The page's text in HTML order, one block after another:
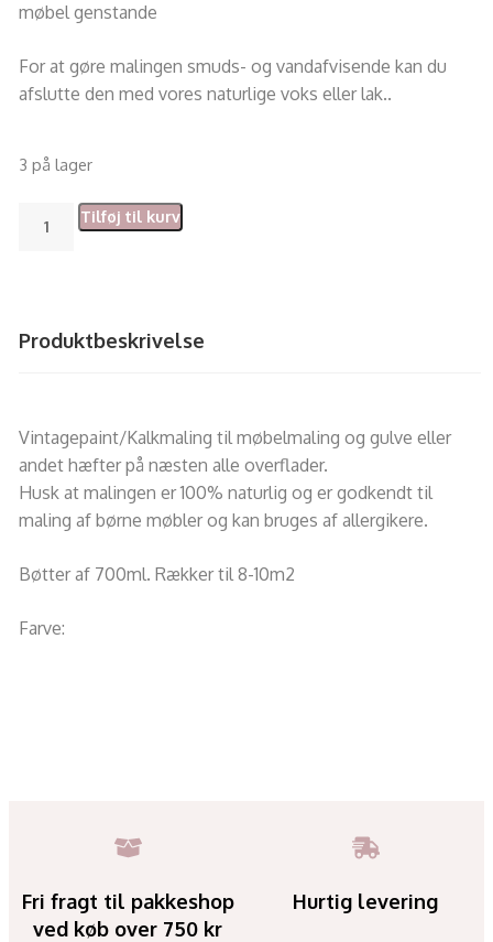
møbel genstande
For at gøre malingen smuds- og vandafvisende kan du
afslutte den med vores naturlige voks eller lak..
3 på lager
Tilføj til kurv
Produktbeskrivelse
Vintagepaint/Kalkmaling til møbelmaling og gulve eller
andet hæfter på næsten alle overflader.
Husk at malingen er 100% naturlig og er godkendt til
maling af børne møbler og kan bruges af allergikere.
Bøtter af 700ml. Rækker til 8-10m2
Farve:
Fri fragt til pakkeshop
ved køb over 750 kr
Hurtig levering